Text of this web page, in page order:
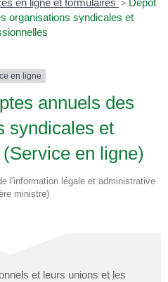
en ligne et formulaires > Dépôt
organisations syndicales et
en ligne
annuels des
syndicales et
en ligne)
l'information légale et administrative
ministre)
et leurs unions et les